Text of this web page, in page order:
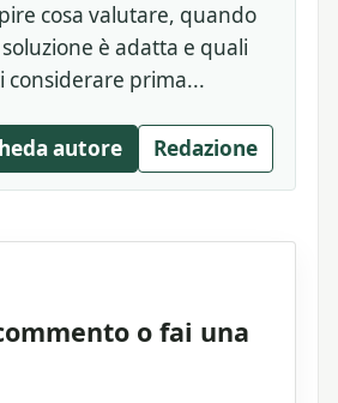
cosa valutare, quando
è adatta e quali
considerare prima...
autore Redazione
o fai una